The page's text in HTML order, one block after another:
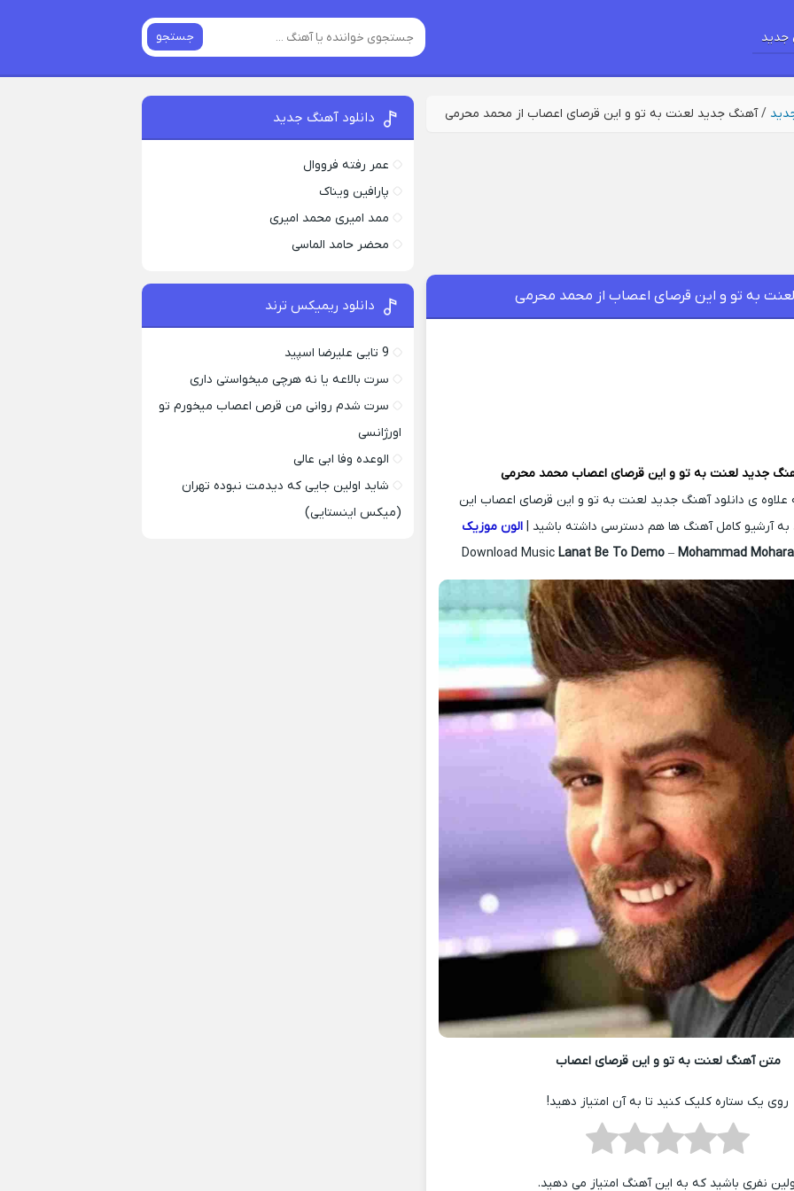
جستجو
/آهنگ جدید لعنت به تو و این قرصای اعصاب از محمد محرمی
به تو و این قرصای اعصاب از محمد محرمی
جدید لعنت به تو و این قرصای اعصابمحمد محرمی
علاوه ی دانلود آهنگ جدید لعنت به تو و این قرصای اعصاب این
به آرشیو کامل آهنگ ها هم دسترسی داشته باشید | الون موزیک
Download Music Lanat Be To Demo– Mohammad
متن آهنگ لعنت به تو و این قرصای اعصاب
روی یک ستاره کلیک کنید تا به آن امتیاز دهید!
نفری باشید که به این آهنگ امتیاز می دهید.
دانلود آهنگ جدید
عمر رفته فرووال
پارافين ویناک
ممد امیری محمد امیری
محضر حامد الماسی
دانلود ریمیکس ترند
9 تایی علیرضا اسپید
سرت بالاعه یا نه هرچی میخواستی داری
سرت شدم روانی من قرص اعصاب میخورم تو
اورژانسی
الوعده وفا ابی عالی
شاید اولین جایی که دیدمت نبوده تهران
(میکس اینستایی)